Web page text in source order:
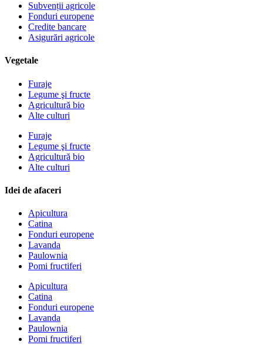
Subvenții agricole
Fonduri europene
Credite bancare
Asigurări agricole
Vegetale
Furaje
Legume şi fructe
Agricultură bio
Alte culturi
Furaje
Legume şi fructe
Agricultură bio
Alte culturi
Idei de afaceri
Apicultura
Catina
Fonduri europene
Lavanda
Paulownia
Pomi fructiferi
Apicultura
Catina
Fonduri europene
Lavanda
Paulownia
Pomi fructiferi